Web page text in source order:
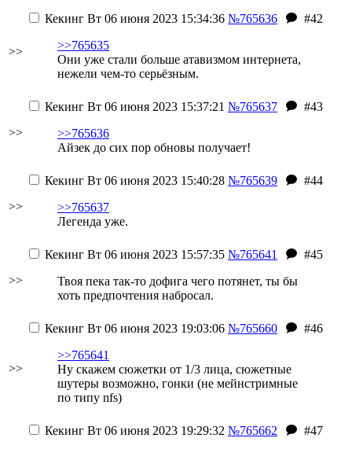
>>
Кекинг Вт 06 июня 2023 15:34:36 №765636
#42
>>765635
Они уже стали больше атавизмом интернета,
нежели чем-то серьёзным.
>>
Кекинг Вт 06 июня 2023 15:37:21 №765637
#43
>>765636
Айзек до сих пор обновы получает!
>>
Кекинг Вт 06 июня 2023 15:40:28 №765639
#44
>>765637
Легенда уже.
>>
Кекинг Вт 06 июня 2023 15:57:35 №765641
#45
Твоя пека так-то дофига чего потянет, ты бы
хоть предпочтения набросал.
>>
Кекинг Вт 06 июня 2023 19:03:06 №765660
#46
>>765641
Ну скажем сюжетки от 1/3 лица, сюжетные
шутеры возможно, гонки (не мейнстримные
по типу nfs)
Кекинг Вт 06 июня 2023 19:29:32 №765662
#47